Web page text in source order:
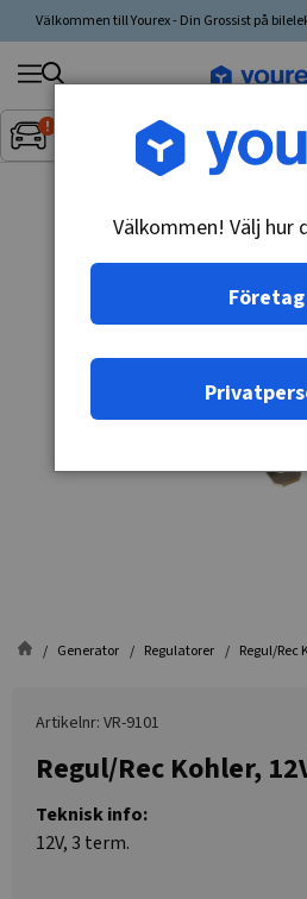
Välkommen till Yourex - Din Grossist på
Inget fordon valt▼
Sök
produkt,
tillverkare,
Generator Regulatorer Regul/Rec
Artikelnr: VR-9101
Regul/Rec Kohler,
Teknisk info:
12V, 3 term.
Välkommen! Välj hur
Företag